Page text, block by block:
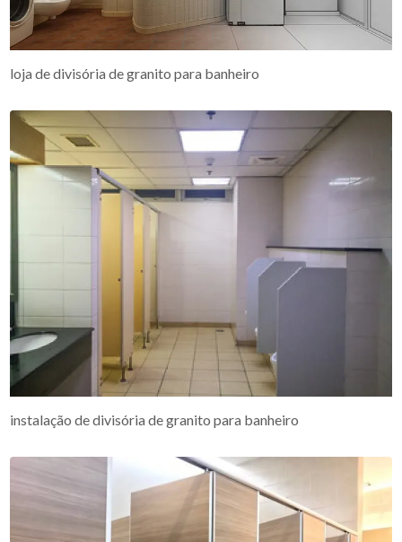
loja de divisória de granito para banheiro
instalação de divisória de granito para banheiro